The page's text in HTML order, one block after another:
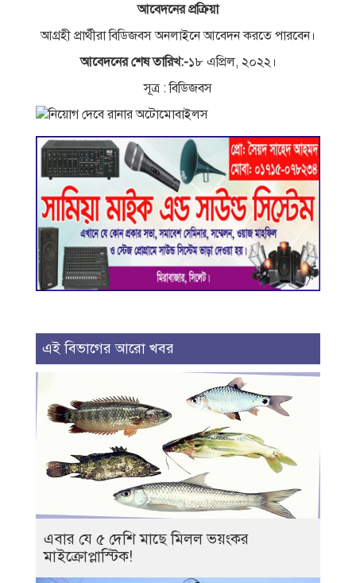
আবেদনের প্রক্রিয়া
আগ্রহী প্রার্থীরা বিডিজবস অনলাইনে আবেদন করতে পারবেন।
আবেদনের শেষ তারিখ:-১৮ এপ্রিল, ২০২২।
সূত্র : বিডিজবস
এই বিভাগের আরো খবর
এবার যে ৫ দেশি মাছে মিলল ভয়ংকর
মাইক্রোপ্লাস্টিক!